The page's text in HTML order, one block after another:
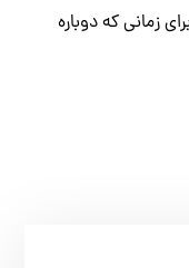
زمانی که دوباره